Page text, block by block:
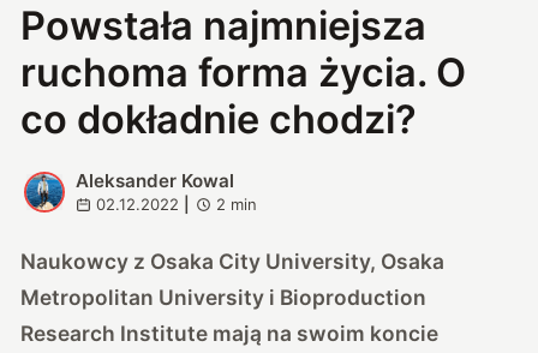
Powstała najmniejsza
ruchoma forma życia. O
co dokładnie chodzi?
A
Aleksander Kowal
02.12.2022 2 min
Naukowcy z Osaka City University, Osaka
Metropolitan University i Bioproduction
Research Institute mają na swoim koncie